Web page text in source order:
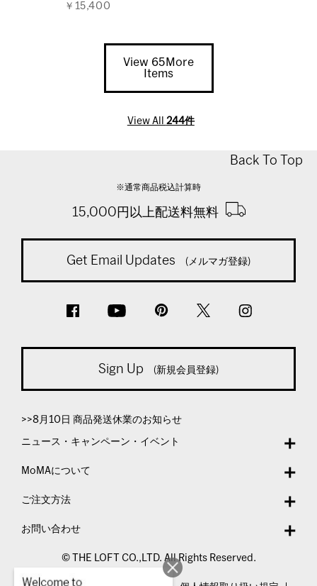
￥15,400
View 65More
Items
View All 244件
Back To Top
※通常商品税込計算時
15,000円以上配送料無料
Get Email Updates (メルマガ登録)
Sign Up (新規会員登録)
>>8月10日 商品発送休業のお知らせ
ニュース・キャンペーン・イベント
MoMAについて
ご注文方法
お問い合わせ
© THE LOFT CO.,LTD. All Rights Reserved.